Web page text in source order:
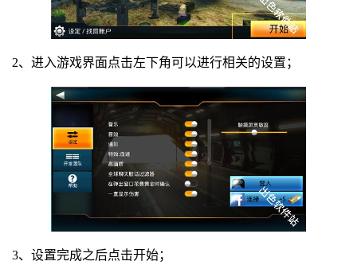
2、进入游戏界面点击左下角可以进行相关的设置；
3、设置完成之后点击开始；